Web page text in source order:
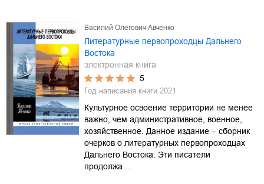
Василий Олегович Авченко
Литературные первопроходцы Дальнего
Востока
электронная книга
5
Год написания книги 2021
Культурное освоение территории не менее
важно, чем административное, военное,
хозяйственное. Данное издание – сборник
очерков о литературных первопроходцах
Дальнего Востока. Эти писатели
продолжа…